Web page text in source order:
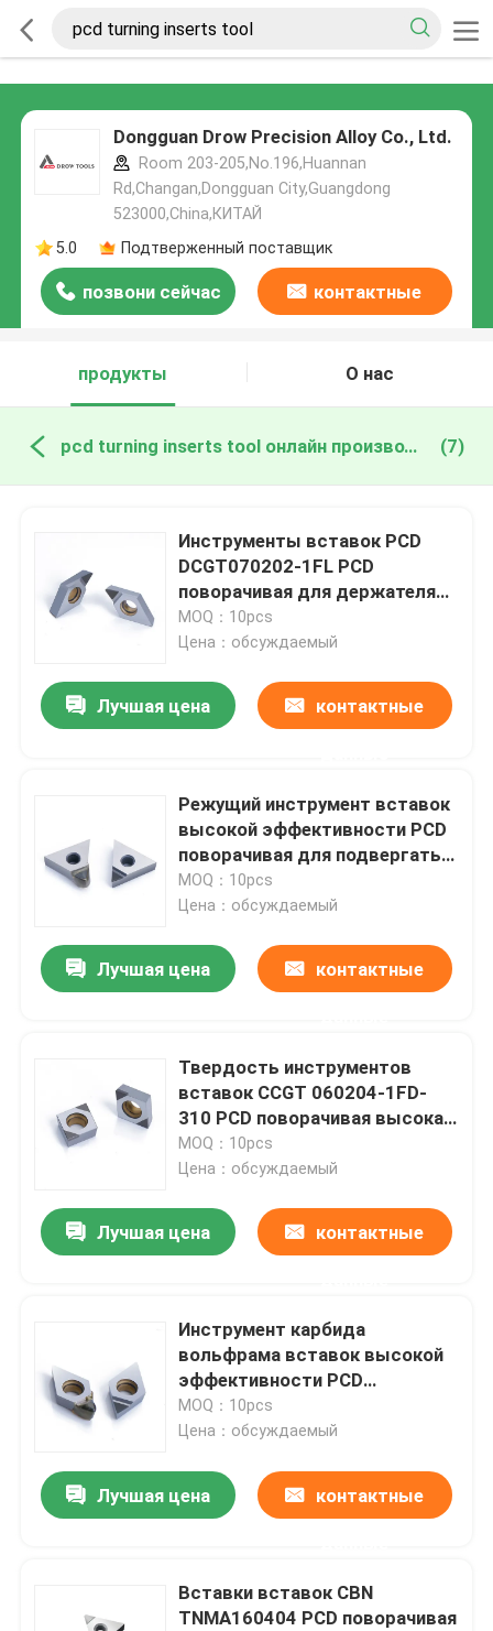
Dongguan Drow Precision Alloy Co., Ltd.
Room 203-205,No.196,Huannan
Rd,Changan,Dongguan City,Guangdong
523000,China,КИТАЙ
5.0
Подтверженный поставщик
позвони сейчас контактные
продукты
О нас
pcd turning inserts tool онлайн производство (7)
Инструменты вставок PCD
DCGT070202-1FL PCD
поворачивая для держателя
токарного станка CNC
MOQ：10pcs
Цена：обсуждаемый
Лучшая цена контактные
Режущий инструмент вставок
высокой эффективности PCD
поворачивая для подвергать
механической обработке
токарного станка CNC
MOQ：10pcs
Цена：обсуждаемый
Лучшая цена контактные
Твердость инструментов
вставок CCGT 060204-1FD-
310 PCD поворачивая высокая
для держателя токарного
станка CNC
MOQ：10pcs
Цена：обсуждаемый
Лучшая цена контактные
Инструмент карбида
вольфрама вставок высокой
эффективности PCD
поворачивая поворачивая
MOQ：10pcs
Цена：обсуждаемый
Лучшая цена контактные
Вставки вставок CBN
TNMA160404 PCD поворачивая